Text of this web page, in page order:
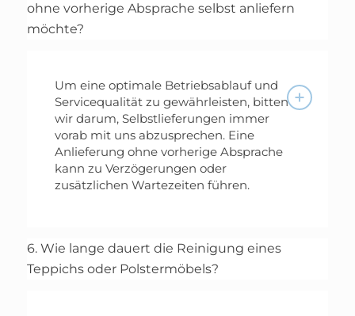
ohne vorherige Absprache selbst anliefern
möchte?
Um eine optimale Betriebsablauf und
Servicequalität zu gewährleisten, bitten
wir darum, Selbstlieferungen immer
vorab mit uns abzusprechen. Eine
Anlieferung ohne vorherige Absprache
kann zu Verzögerungen oder
zusätzlichen Wartezeiten führen.
6. Wie lange dauert die Reinigung eines
Teppichs oder Polstermöbels?